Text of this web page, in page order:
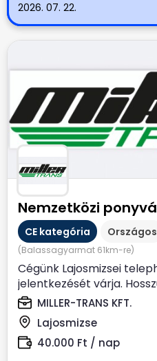
2026. 07. 22.
Nemzetközi
CE kategória Országos
(Balassagyarmat 61km-re)
Cégünk Lajosmizsei
jelentkezését várja.
Ponyvás...
MILLER-TRANS KFT.
Lajosmizse
40.000 Ft / nap